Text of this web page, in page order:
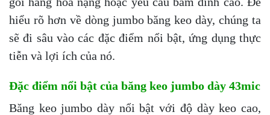
hiểu rõ hơn về dòng jumbo băng keo dày, chúng ta
sẽ đi sâu vào các đặc điểm nổi bật, ứng dụng thực
tiễn và lợi ích của nó.
Đặc điểm nổi bật của băng keo jumbo dày 43mic
Băng keo jumbo dày nổi bật với độ dày keo cao,